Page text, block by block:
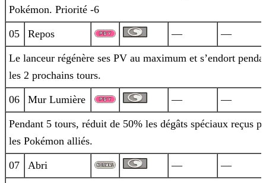
Pokémon. Priorité -6
05 Repos — —
Le lanceur régénère ses PV au maximum et s’endort
les 2 prochains tours.
06 Mur Lumière — —
Pendant 5 tours, réduit de 50% les dégâts spéciaux reçus
les Pokémon alliés.
07 Abri — —